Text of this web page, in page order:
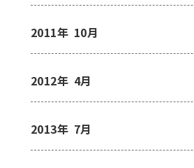
2011年 10月
2012年 4月
2013年 7月